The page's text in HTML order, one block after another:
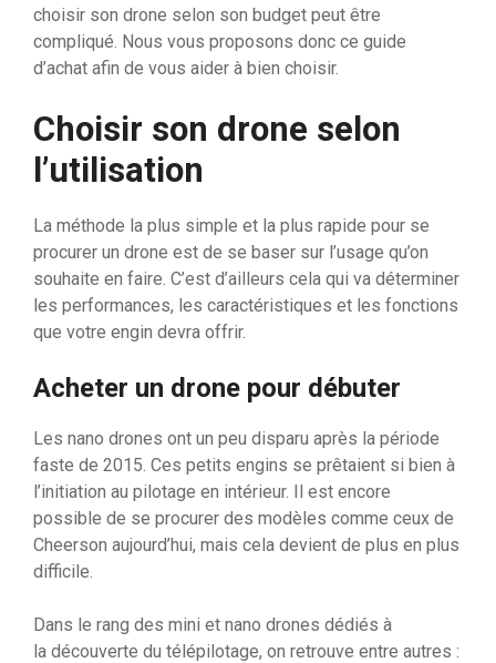
choisir son drone selon son budget peut être
compliqué. Nous vous proposons donc ce guide
d’achat afin de vous aider à bien choisir.
Choisir son drone selon
l’utilisation
La méthode la plus simple et la plus rapide pour se
procurer un drone est de se baser sur l’usage qu’on
souhaite en faire. C’est d’ailleurs cela qui va déterminer
les performances, les caractéristiques et les fonctions
que votre engin devra offrir.
Acheter un drone pour débuter
Les nano drones ont un peu disparu après la période
faste de 2015. Ces petits engins se prêtaient si bien à
l’initiation au pilotage en intérieur. Il est encore
possible de se procurer des modèles comme ceux de
Cheerson aujourd’hui, mais cela devient de plus en plus
difficile.
Dans le rang des mini et nano drones dédiés à
la découverte du télépilotage, on retrouve entre autres :